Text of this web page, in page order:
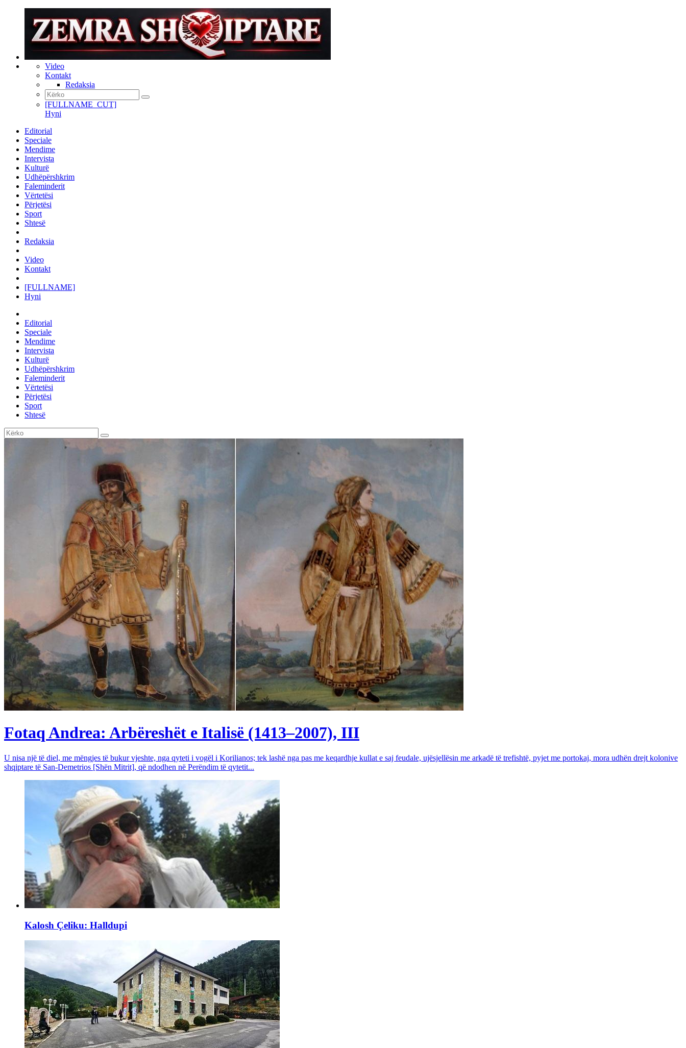
Video
Kontakt
Redaksia
[FULLNAME_CUT]
Hyni
Editorial
Speciale
Mendime
Intervista
Kulturë
Udhëpërshkrim
Faleminderit
Vërtetësi
Përjetësi
Sport
Shtesë
Redaksia
Video
Kontakt
[FULLNAME]
Hyni
Editorial
Speciale
Mendime
Intervista
Kulturë
Udhëpërshkrim
Faleminderit
Vërtetësi
Përjetësi
Sport
Shtesë
Fotaq Andrea: Arbëreshët e Italisë (1413–2007), III
U nisa një të diel, me mëngjes të bukur vjeshte, nga qyteti i vogël i Korilianos; tek lashë nga pas me keqardhje kullat e saj feudale, ujësjellësin me arkadë të trefishtë, pyjet me portokaj, mora udhën drejt kolonive
shqiptare të San-Demetrios [Shën Mitrit], që ndodhen në Perëndim të qytetit...
Kalosh Çeliku: Halldupi